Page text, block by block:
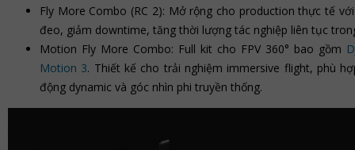
Fly More Combo (RC 2): Mở rộng cho production thực tế
đeo, giảm downtime, tăng thời lượng tác nghiệp liên tục
Motion Fly More Combo: Full kit cho FPV 360° bao gồm
Motion 3. Thiết kế cho trải nghiệm immersive flight, phù
động dynamic và góc nhìn phi truyền thống.